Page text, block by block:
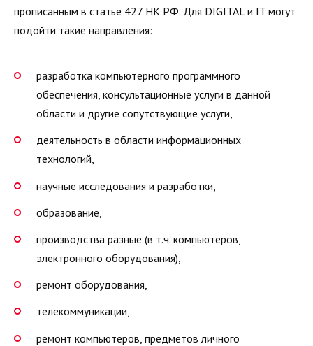
прописанным в статье 427 НК РФ. Для DIGITAL и IT могут
подойти такие направления:
разработка компьютерного программного
обеспечения, консультационные услуги в данной
области и другие сопутствующие услуги,
деятельность в области информационных
технологий,
научные исследования и разработки,
образование,
производства разные (в т.ч. компьютеров,
электронного оборудования),
ремонт оборудования,
телекоммуникации,
ремонт компьютеров, предметов личного